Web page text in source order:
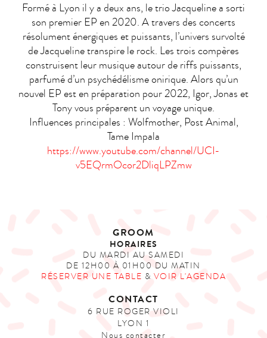
Formé à Lyon il y a deux ans, le trio Jacqueline a sorti
son premier EP en 2020. A travers des concerts
résolument énergiques et puissants, l’univers survolté
de Jacqueline transpire le rock. Les trois compères
construisent leur musique autour de riffs puissants,
parfumé d’un psychédélisme onirique. Alors qu’un
nouvel EP est en préparation pour 2022, Igor, Jonas et
Tony vous préparent un voyage unique.
Influences principales : Wolfmother, Post Animal,
Tame Impala
https://www.youtube.com/channel/UCI-
v5EQrmOcor2DliqLPZmw
GROOM
HORAIRES
DU MARDI AU SAMEDI
DE 12H00 À 01H00 DU MATIN
RÉSERVER UNE TABLE & VOIR L'AGENDA
CONTACT
6 RUE ROGER VIOLI
LYON 1
Nous contacter